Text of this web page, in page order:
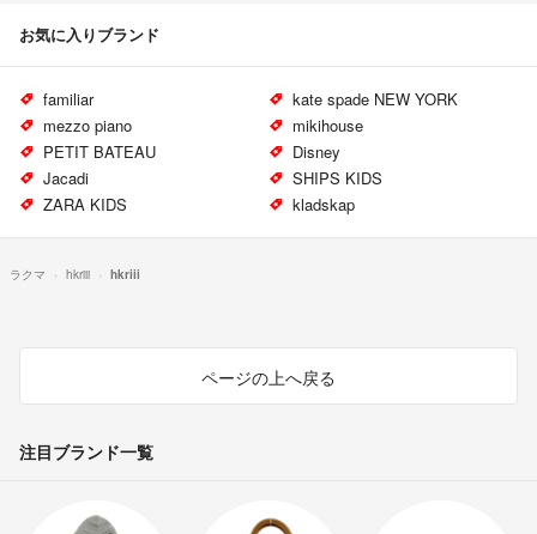
お気に入りブランド
familiar
kate spade NEW YORK
mezzo piano
mikihouse
PETIT BATEAU
Disney
Jacadi
SHIPS KIDS
ZARA KIDS
kladskap
ラクマ hkriii hkriii
ページの上へ戻る
注目ブランド一覧